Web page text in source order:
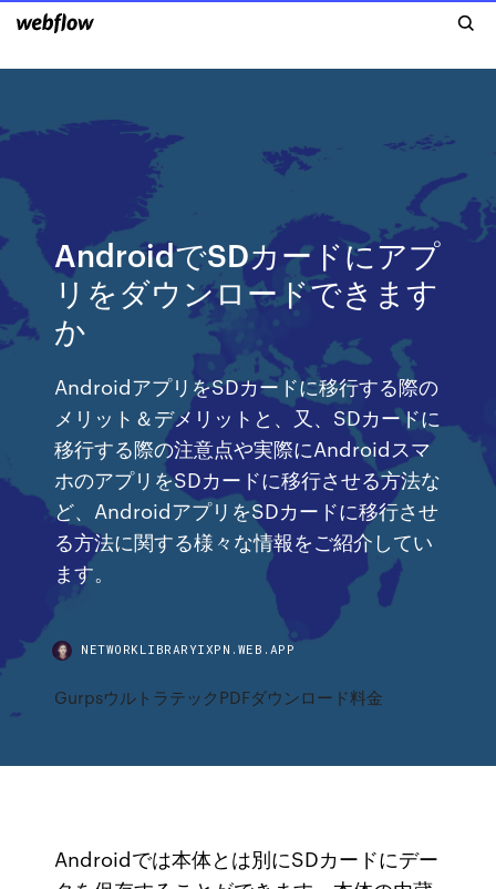
AndroidでSDカードにアプ
リをダウンロードできます
か
AndroidアプリをSDカードに移行する際の
メリット＆デメリットと、又、SDカードに
移行する際の注意点や実際にAndroidスマ
ホのアプリをSDカードに移行させる方法な
ど、AndroidアプリをSDカードに移行させ
る方法に関する様々な情報をご紹介してい
ます。
NETWORKLIBRARYIXPN.WEB.APP
GurpsウルトラテックPDFダウンロード料金
Androidでは本体とは別にSDカードにデー